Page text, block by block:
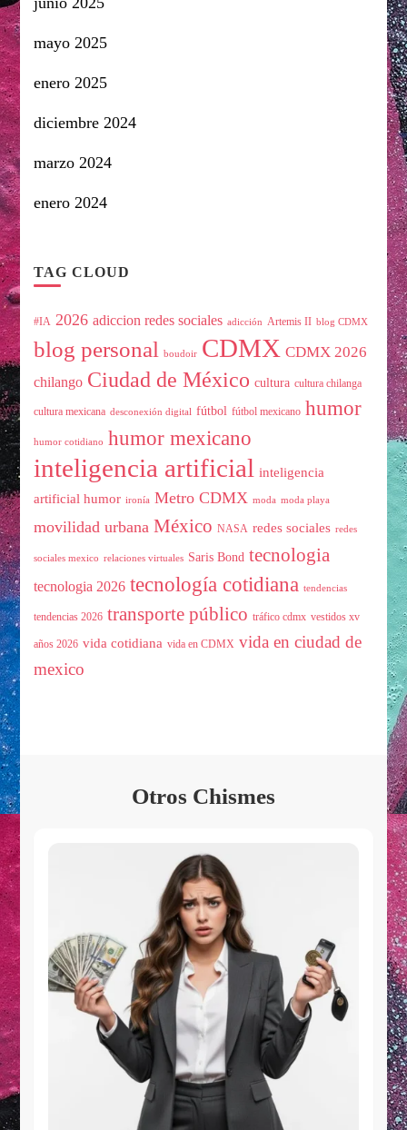
mayo 2025
enero 2025
diciembre 2024
marzo 2024
enero 2024
TAG CLOUD
#IA 2026 adiccion redes sociales adicción Artemis II blog CDMX
blog personal boudoir CDMX CDMX 2026
chilango Ciudad de México cultura cultura chilanga
cultura mexicana desconexión digital fútbol fútbol mexicano humor
humor cotidiano humor mexicano
inteligencia artificial inteligencia
artificial humor ironía Metro CDMX moda moda playa
movilidad urbana México NASA redes sociales redes
sociales mexico relaciones virtuales Saris Bond tecnologia
tecnologia 2026 tecnología cotidiana tendencias
tendencias 2026 transporte público tráfico cdmx vestidos xv
años 2026 vida cotidiana vida en CDMX vida en ciudad de
mexico
Otros Chismes